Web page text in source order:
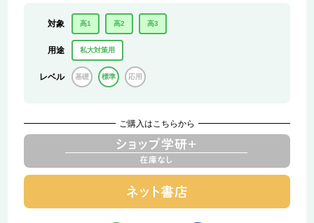
対象 高1 高2 高3
用途 私大対策用
レベル 基礎 標準 応用
ご購入はこちらから